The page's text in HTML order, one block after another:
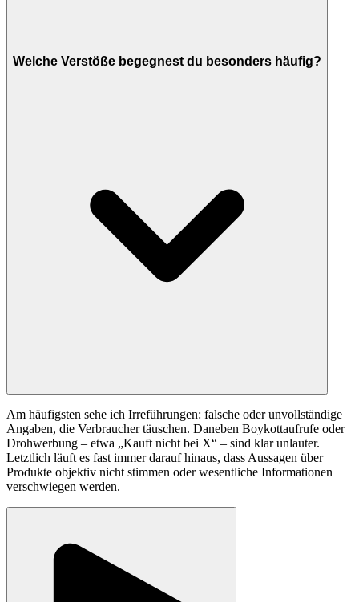
Welche Verstöße begegnest du besonders häufig?
Am häufigsten sehe ich Irreführungen: falsche oder unvollständige
Angaben, die Verbraucher täuschen. Daneben Boykottaufrufe oder
Drohwerbung – etwa „Kauft nicht bei X“ – sind klar unlauter.
Letztlich läuft es fast immer darauf hinaus, dass Aussagen über
Produkte objektiv nicht stimmen oder wesentliche Informationen
verschwiegen werden.